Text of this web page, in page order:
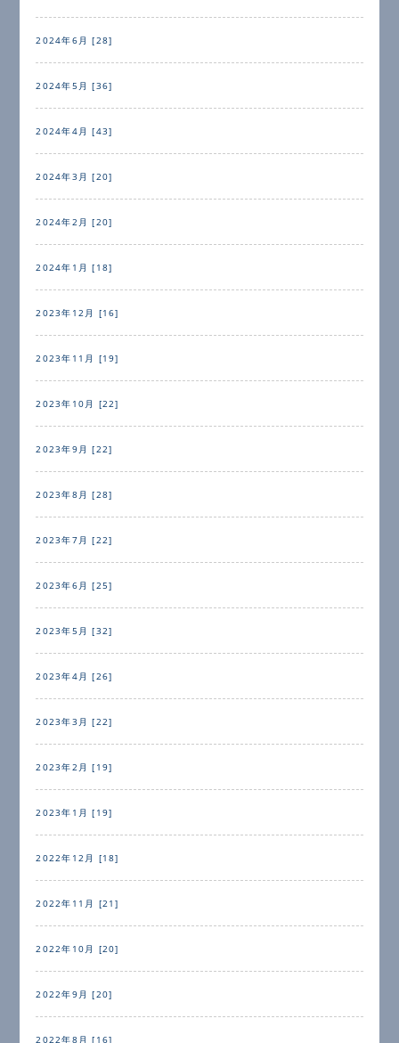
2024年6月 [28]
2024年5月 [36]
2024年4月 [43]
2024年3月 [20]
2024年2月 [20]
2024年1月 [18]
2023年12月 [16]
2023年11月 [19]
2023年10月 [22]
2023年9月 [22]
2023年8月 [28]
2023年7月 [22]
2023年6月 [25]
2023年5月 [32]
2023年4月 [26]
2023年3月 [22]
2023年2月 [19]
2023年1月 [19]
2022年12月 [18]
2022年11月 [21]
2022年10月 [20]
2022年9月 [20]
2022年8月 [16]